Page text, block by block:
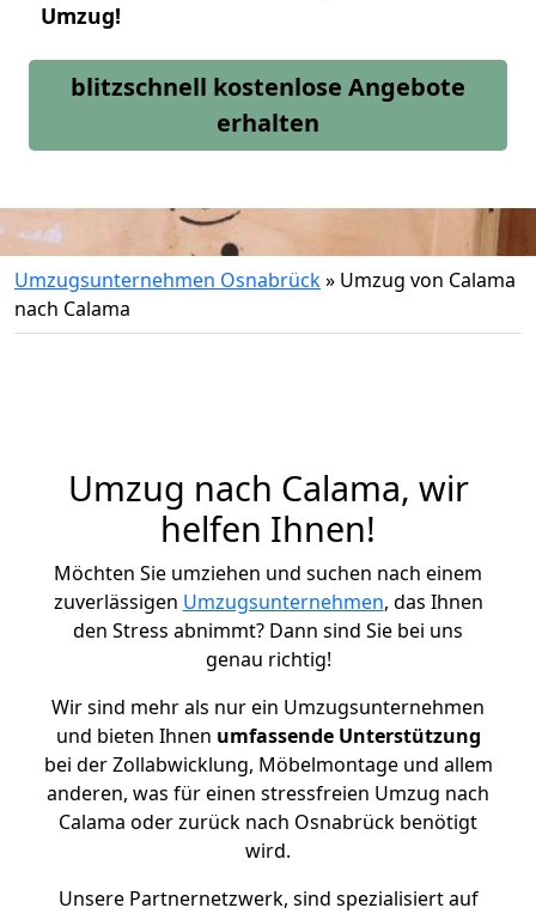
Umzug!
blitzschnell kostenlose Angebote
erhalten
Umzugsunternehmen Osnabrück» Umzug von Calama
nach Calama
Umzug nach Calama, wir
helfen Ihnen!
Möchten Sie umziehen und suchen nach einem
zuverlässigen Umzugsunternehmen, das Ihnen
den Stress abnimmt? Dann sind Sie bei uns
genau richtig!
Wir sind mehr als nur ein Umzugsunternehmen
und bieten Ihnen umfassende Unterstützung
bei der Zollabwicklung, Möbelmontage und allem
anderen, was für einen stressfreien Umzug nach
Calama oder zurück nach Osnabrück benötigt
wird.
Unsere Partnernetzwerk, sind spezialisiert auf